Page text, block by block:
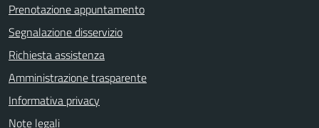
Prenotazione appuntamento
Segnalazione disservizio
Richiesta assistenza
Amministrazione trasparente
Informativa privacy
Note legali